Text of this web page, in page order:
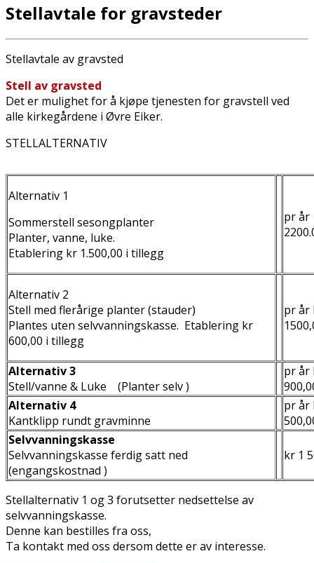
Stellavtale for gravsteder
Stellavtale av gravsted
Stell av gravsted
Det er mulighet for å kjøpe tjenesten for gravstell ved
alle kirkegårdene i Øvre Eiker.
STELLALTERNATIV
Alternativ 1
Sommerstell sesongplanter
Planter, vanne, luke.
Etablering kr 1.500,00 i tillegg
pr
Alternativ 2
Stell med flerårige planter (stauder)
Plantes uten selvvanningskasse. Etablering kr
600,00 i tillegg
pr år
Alternativ 3
Stell/vanne & Luke (Planter selv )
pr år
Alternativ 4
Kantklipp rundt gravminne
pr år
Selvvanningskasse
Selvvanningskasse ferdig satt ned
(engangskostnad )
kr 1
Stellalternativ 1 og 3 forutsetter nedsettelse av
selvvanningskasse.
Denne kan bestilles fra oss,
Ta kontakt med oss dersom dette er av interesse.